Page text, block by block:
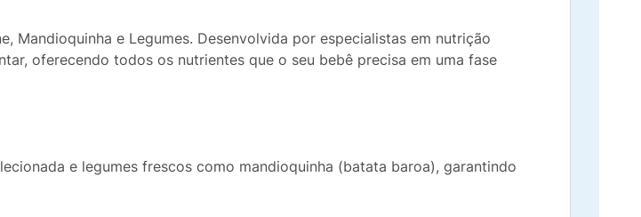
Mandioquinha e Legumes. Desenvolvida por especialistas em nutrição
oferecendo todos os nutrientes que o seu bebê precisa em uma fase
e legumes frescos como mandioquinha (batata baroa), garantindo